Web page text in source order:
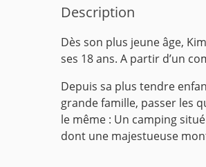
Description
Dès son plus jeune âge,
ses 18 ans. A partir d’un
Depuis sa plus tendre
grande famille, passer les
le même : Un camping
dont une majestueuse